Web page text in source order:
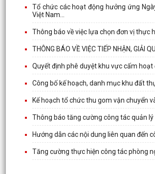
Tổ chức các hoạt động hưởng ứng
Việt Nam...
Thông báo về việc lựa chọn đơn vị thực
THÔNG BÁO VỀ VIỆC TIẾP NHẬN, GIẢI
Quyết định phê duyệt khu vực cấm
Công bố kế hoạch, danh mục khu đất
Kế hoạch tổ chức thu gom vận chuyển
Thông báo tăng cường công tác quản
Hướng dẫn các nội dung liên quan đến
Tăng cường thực hiện công tác phòng